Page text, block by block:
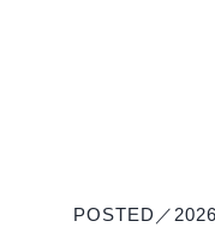
POSTED／